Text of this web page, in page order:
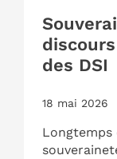
des DSI
18 mai 2026
Longtemps